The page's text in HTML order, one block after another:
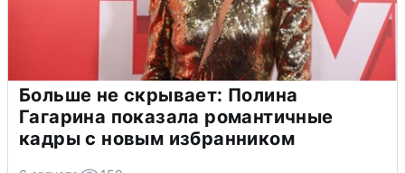
Больше не скрывает: Полина
Гагарина показала романтичные
кадры с новым избранником